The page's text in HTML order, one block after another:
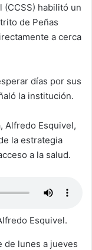
(CCSS) habilitó un
de Peñas
a cerca
días por sus
la institución.
Alfredo Esquivel,
la estrategia
a la salud.
Esquivel.
de lunes a jueves